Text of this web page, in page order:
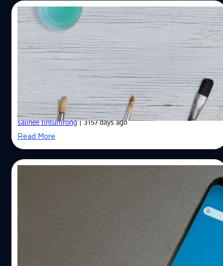
15/12/2017
เบลคิน แนะนำอุปกรณ์เสริมสำหรับ iPhone X,
8 , 8 Plus และอุปกรณ์มาตรฐาน Qi
เบลคิน ผู้นำทางด้านอุปกรณ์เสริมสำหรับสมาร์ทโฟน แท็บเล็ต
และอุปกรณ์สำหรับการเชื่อมต่อต่าง ๆ ได้เปิดตัวแนะนำอุป
เสริมสำหรับ iPhone X, iPhone 8 Plus, iPhone 8 และ
อุปกรณ์มาตรฐาน Qi ประกอบด้วย 1.BOOST↑UP Wireless
Charging Pad for iPhone X, iPhone 8 Plus, iPhone 8
สำหรับ BOOST↑UP Wireless Charging Pad for : iPhone X,
iPhone 8 Plus, iPhone 8 เป็น แท่นชาร์จไร้สาย ที่ถือได้ว่าเป็น
ออกแบบมาสำหรับ iPhone X, iPhone 8 Plus, และ iPhone 8
salinee tintumrong| 3157 days ago
Read More
มาดูกันว่า Android 8 บน Galaxy S8 มีอะไร
ก่อนหน้านี้มีรายงานว่า Samsung เตรียมเปิดโปรแกรม
Android 8 beta สำหรับผู้ใช้งาน Samsung ล่าสุดทางบริษัท
ก็ได้เปิดตัวโปรแกรมสำหรับทดสอบ Android 8 ออกมาเป็นที่